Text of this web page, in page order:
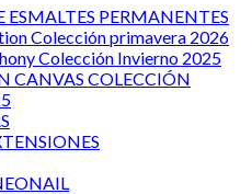
ESMALTES PERMANENTES
Colección primavera 2026
Colección Invierno 2025
CANVAS COLECCIÓN